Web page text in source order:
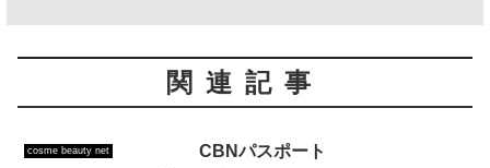
関連記事
cosme beauty net CBNパスポート